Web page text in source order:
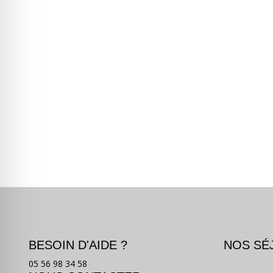
BESOIN D'AIDE ?
05 56 98 34 58
NOS